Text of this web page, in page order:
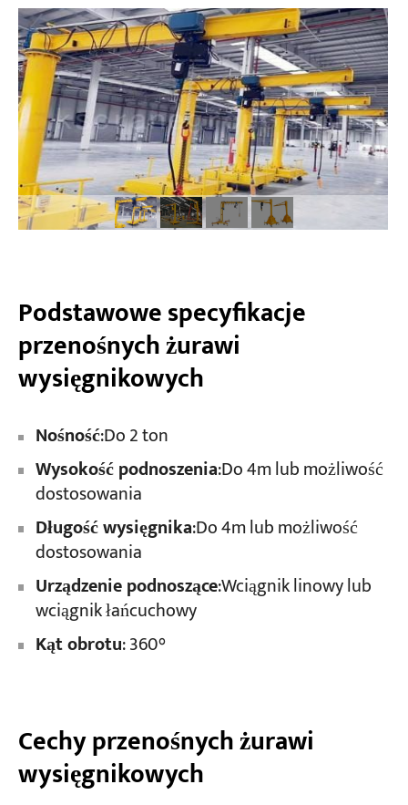
Podstawowe specyfikacje
przenośnych żurawi
wysięgnikowych
Nośność:Do 2 ton
Wysokość podnoszenia:Do 4m lub możliwość
dostosowania
Długość wysięgnika:Do 4m lub możliwość
dostosowania
Urządzenie podnoszące:Wciągnik linowy lub
wciągnik łańcuchowy
Kąt obrotu: 360°
Cechy przenośnych żurawi
wysięgnikowych